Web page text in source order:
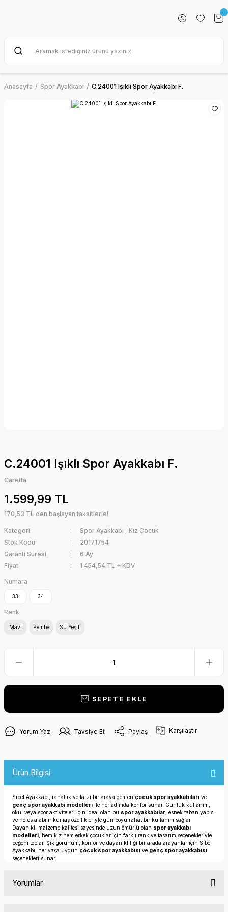
Anasayfa Spor Ayakkabı C.24001 Işıklı Spor Ayakkabı F.
C.24001 Işıklı Spor Ayakkabı F.
Caretta
1.599,99 TL
170,53 TL den başlayan taksitlerle!
Kategori Spor Ayakkabı , Kız Çocuk
Stok Kodu
20171754
Garanti Süresi
6 Ay
Fiyat
1.454,54 TL + KDV
Numara
33 34
Renk
Mavi Pembe Su Yeşili
SEPETE EKLE
Yorum Yaz Tavsiye Et Paylaş Karşılaştır
Ürün Bilgisi
Sibel Ayakkabı, rahatlık ve tarzı bir araya getiren çocuk spor ayakkabıları ve
genç spor ayakkabı modelleri ile her adımda konfor sunar. Günlük kullanım,
okul veya spor aktiviteleri için ideal olan bu spor ayakkabılar , esnek taban yapısı
ve nefes alabilir kumaş özellikleriyle gün boyu rahat bir kullanım sağlar.
Dayanıklı malzeme kalitesi sayesinde uzun ömürlü olan spor ayakkabı
modelleri , hem kız hem erkek çocuklar için farklı renk ve tasarım seçenekleriyle
beğeni toplar. Şık görünüm, konfor ve dayanıklılığı bir arada arayanlar için Sibel
Ayakkabı, her yaşa uygun çocuk spor ayakkabısı ve genç spor ayakkabısı
seçenekleri sunar.
Yorumlar